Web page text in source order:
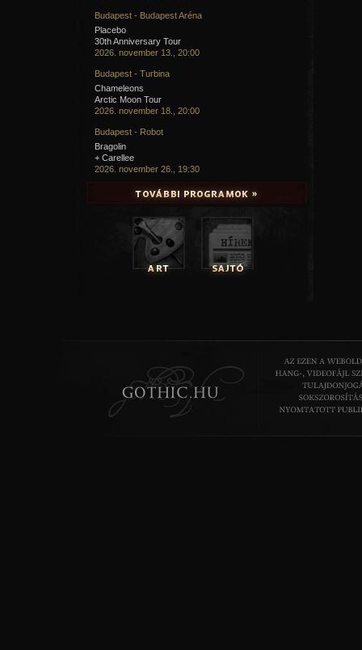
Budapest - Budapest Aréna
Placebo
30th Anniversary Tour
2026. november 13., 20:00
Budapest - Turbina
Chameleons
Arctic Moon Tour
2026. november 18., 20:00
Budapest - Robot
Bragolin
+ Carellee
2026. november 26., 19:30